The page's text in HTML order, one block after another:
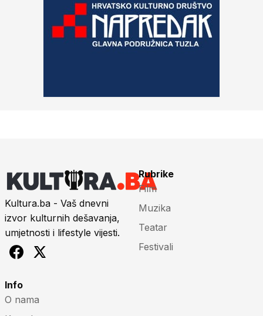
Kultura.ba - Vaš dnevni
izvor kulturnih dešavanja,
umjetnosti i lifestyle vijesti.
Rubrike
Film
Muzika
Teatar
Festivali
Info
O nama